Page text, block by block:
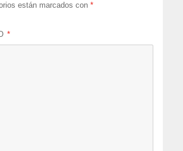
están marcados con*
*